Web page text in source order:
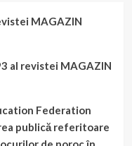
MAGAZIN
al revistei MAGAZIN
Federation
publică referitoare